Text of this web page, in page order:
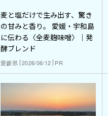
麦と塩だけで生み出す、驚き
の甘みと香り。 愛媛・宇和島
に伝わる〈全麦麹味噌〉｜発
酵ブレンド
愛媛県 2026/06/12 PR